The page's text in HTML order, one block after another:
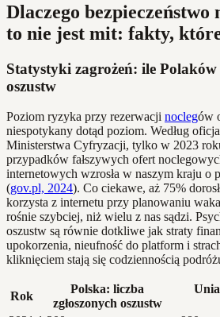
Dlaczego bezpieczeństwo
to nie jest mit: fakty,
Statystyki zagrożeń: ile Polaków
oszustw
Poziom ryzyka przy rezerwacji noclegów
niespotykany dotąd poziom. Według
Ministerstwa Cyfryzacji, tylko w 2023
przypadków fałszywych ofert
internetowych wzrosła w naszym kraju o
(gov.pl, 2024). Co ciekawe, aż 75%
korzysta z internetu przy planowaniu
rośnie szybciej, niż wielu z nas sądzi.
oszustw są równie dotkliwe jak straty
upokorzenia, nieufność do platform i
kliknięciem stają się codziennością
Rok
Polska: liczba
zgłoszonych oszustw